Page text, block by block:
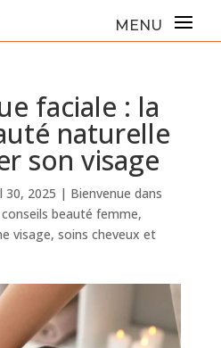
faciale : la
naturelle
son visage
30, 2025 | Bienvenue dans
beauté femme,
visage, soins cheveux et